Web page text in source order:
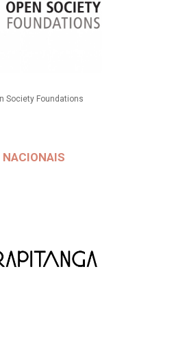
Society Foundations
NACIONAIS